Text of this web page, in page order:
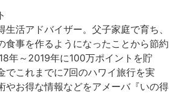
生活アドバイザー。父子家庭で育ち、
食事を作るようになったことから節約
年～2019年に100万ポイントを貯
でこれまでに7回のハワイ旅行を実
やお得な情報などをアメーバ『いの得